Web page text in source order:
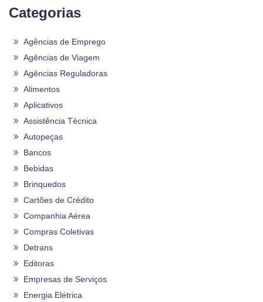
Categorias
Agências de Emprego
Agências de Viagem
Agências Reguladoras
Alimentos
Aplicativos
Assistência Técnica
Autopeças
Bancos
Bebidas
Brinquedos
Cartões de Crédito
Companhia Aérea
Compras Coletivas
Detrans
Editoras
Empresas de Serviços
Energia Elétrica